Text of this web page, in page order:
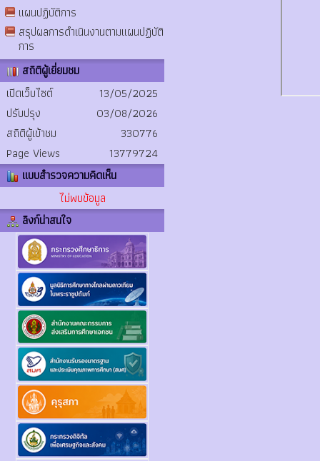
แผนปฏิบัติการ
สรุปผลการดำเนินงานตามแผนปฏิบัติ
การ
สถิติผู้เยี่ยมชม
เปิดเว็บไซต์
13/05/2025
ปรับปรุง
03/08/2026
สถิติผู้เข้าชม
330776
Page Views
13779724
แบบสำรวจความคิดเห็น
ไม่พบข้อมูล
ลิงก์น่าสนใจ